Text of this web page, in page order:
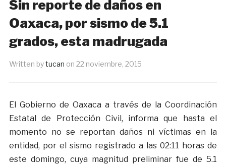
Sin reporte de daños en
Oaxaca, por sismo de 5.1
grados, esta madrugada
Written bytucan on 22 noviembre, 2015
El Gobierno de Oaxaca a través de la Coordinación
Estatal de Protección Civil, informa que hasta el
momento no se reportan daños ni víctimas en la
entidad, por el sismo registrado a las 02:11 horas de
este domingo, cuya magnitud preliminar fue de 5.1